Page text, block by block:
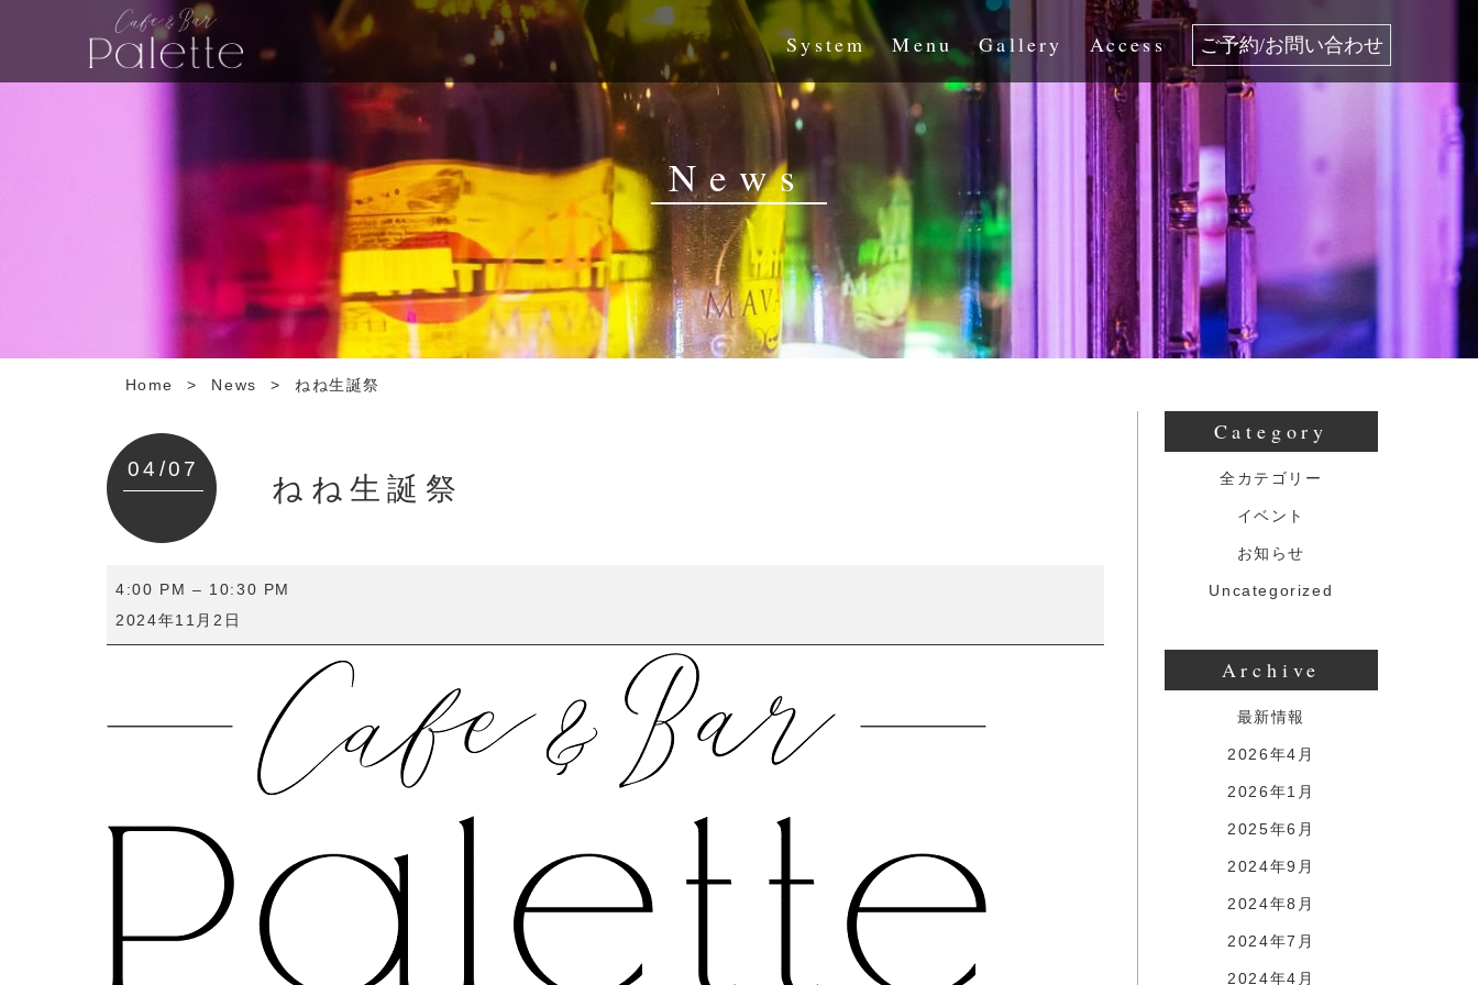
System Menu Gallery Access ご予約/お問い合わせ
News
Home > News > ねね生誕祭
04/07
ねね生誕祭
ね
ね
生
4:00 PM – 10:30 PM
2024年11月2日
Category
全カテゴリー
イベント
お知らせ
Uncategorized
Archive
最新情報
2026年4月
2026年1月
2025年6月
2024年9月
2024年8月
2024年7月
2024年4月